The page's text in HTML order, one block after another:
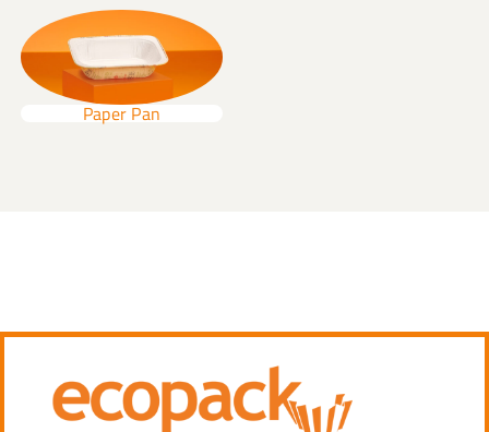
Paper Pan